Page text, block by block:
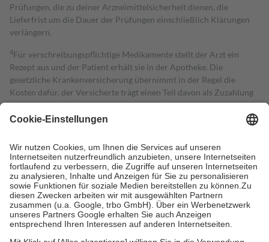
Prüfungen, die zu deiner Arzneimittelsicherheit dienen, die
Lieferfrist um die Dauer der Prüfungen einschließlich Klärungen
verlängern.
4Für verschreibungspflichtige Medikamente stellt der Arzt ein
Rezept aus und der Patient erhält sie in der Apotheke. Die
gesetzliche Krankenversicherung übernimmt in der Regel die
Kosten dafür, der Versicherte trägt einen Teil davon als Zuzahlung
mit.
Grundsätzlich leisten Mitglieder Zuzahlungen in Höhe von zehn
höchstens zehn Euro.
Es sind jedoch nie mehr als die tatsächlichen
Kosten der Leistung zu entrichten.
Diese Regeln gelten grundsätzlich auch für Online-Apotheken.
Bei Heilmitteln und häuslicher Krankenpflege beträgt die
Zuzahlung zehn Prozent der Kosten sowie zehn Euro je
Verordnung.
Um das Engagement der Versicherten für ihre eigene Gesundheit zu
stärken und die besondere Stellung der Familie zu unterstützen,